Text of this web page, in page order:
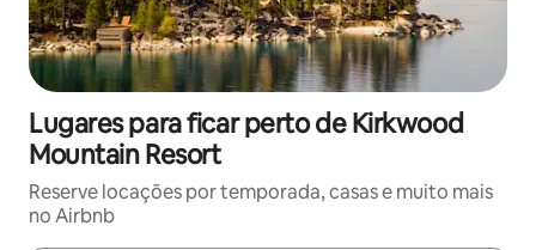
Lugares para ficar perto de Kirkwood
Mountain Resort
Reserve locações por temporada, casas e muito mais
no Airbnb